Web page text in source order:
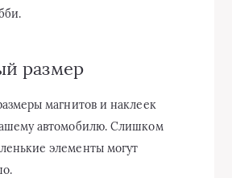
размер
магнитов и наклеек
автомобилю. Слишком
элементы могут